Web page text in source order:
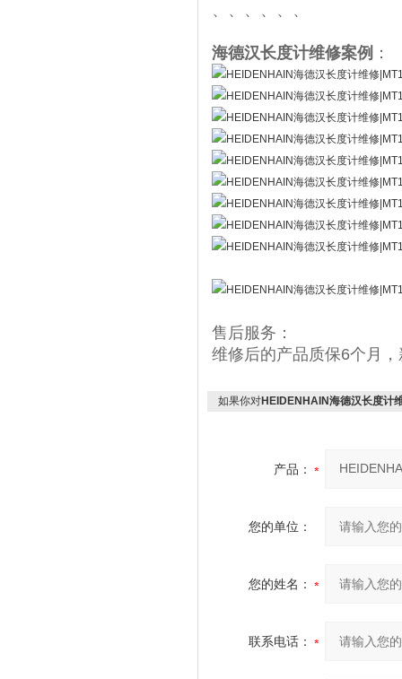
、、、、、、
海德汉长度计维修案例 ：
售后服务：
维修后的产品质保6个月
如果你对HEIDENHAIN海德汉长度计
产品：
您的单位：
您的姓名：
联系电话：